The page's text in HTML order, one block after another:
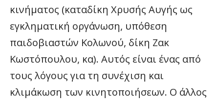
κινήματος (καταδίκη Χρυσής Αυγής ως
εγκληματική οργάνωση, υπόθεση
παιδοβιαστών Κολωνού, δίκη Ζακ
Κωστόπουλου, κα). Αυτός είναι ένας από
τους λόγους για τη συνέχιση και
κλιμάκωση των κινητοποιήσεων. Ο άλλος